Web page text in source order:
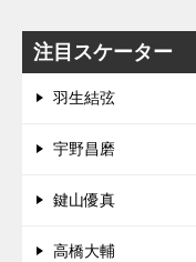
注目スケーター
羽生結弦
宇野昌磨
鍵山優真
高橋大輔